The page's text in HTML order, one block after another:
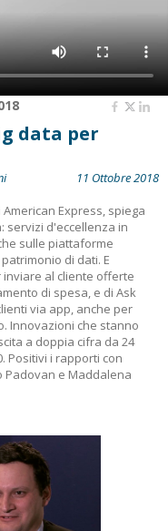
data per
11 Ottobre 2018
Express, spiega
servizi d'eccellenza in
sulle piattaforme
di dati. E
inviare al cliente offerte
di spesa, e di Ask
via app, anche per
Innovazioni che stanno
a doppia cifra da 24
Positivi i rapporti con
Padovan e Maddalena